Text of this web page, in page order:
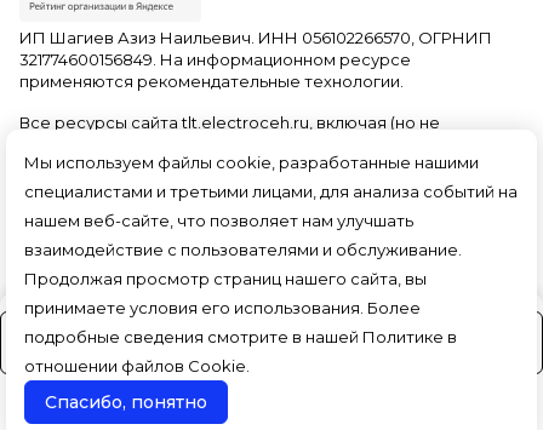
Мы используем файлы cookie, разработанные нашими
специалистами и третьими лицами, для анализа событий на
нашем веб-сайте, что позволяет нам улучшать
взаимодействие с пользователями и обслуживание.
Продолжая просмотр страниц нашего сайта, вы
принимаете условия его использования. Более
подробные сведения смотрите в нашей Политике в
отношении файлов Cookie
Спасибо, понятно
На заказ (3-4 дня)
ИП Шагиев Азиз Наильевич. ИНН 056102266570, ОГРНИП
321774600156849. На информационном ресурсе
применяются рекомендательные технологии
Все ресурсы сайта tlt.electroceh.ru, включая (но не
и видео информацию, структуру, дизайн и оформление
страниц, доменное имя, фирменное наименование
являются объектами авторского права и прав на
интеллектуальную собственность, защищены российским
законодательством и международными соглашениями об
охране авторских прав.Читать далее